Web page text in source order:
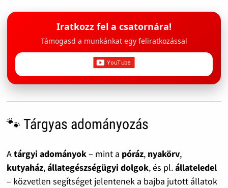
Iratkozz fel a csatornára!
Támogasd a munkánkat egy feliratkozással
🐾 Tárgyas adományozás
Atárgyi adományok– mint a póráz, nyakörv,
kutyaház,állategészségügyi dolgok, és pl.állateledel
– közvetlen segítséget jelentenek a bajba jutott állatok